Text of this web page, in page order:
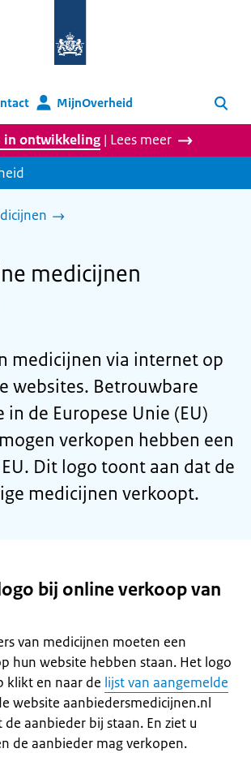
homepage
MijnOverheid Zoeken
in ontwikkeling | Lees meer
medicijnen
medicijnen via internet op
websites. Betrouwbare
de Europese Unie (EU)
verkopen hebben een
Dit logo toont aan dat de
medicijnen verkoopt.
bij online verkoop van
van medicijnen moeten een
hun website hebben staan. Het logo
klikt en naar de lijst van aangemelde
website aanbiedersmedicijnen.nl
aanbieder bij staan. En ziet u
de aanbieder mag verkopen.